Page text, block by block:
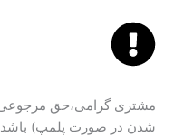
مشتری گرامی،حق مرجوعی
شدن در صورت پلمپ)